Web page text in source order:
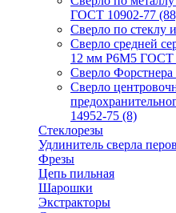
ГОСТ 10902-77
Сверло по стеклу
Сверло средней
12 мм Р6М5 ГОСТ
Сверло Форстнера
Сверло
14952-75 (8)
Стеклорезы
Удлинитель сверла
Фрезы
Цепь пильная
Шарошки
Экстракторы